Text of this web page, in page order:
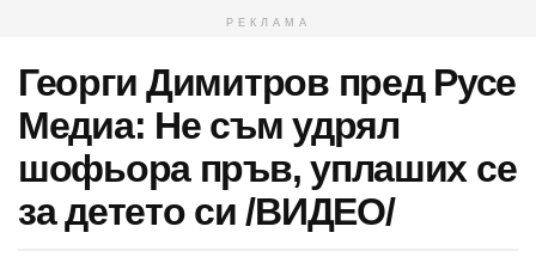
РЕКЛАМА
Георги Димитров пред Русе
Медиа: Не съм удрял
шофьора пръв, уплаших се
за детето си /ВИДЕО/